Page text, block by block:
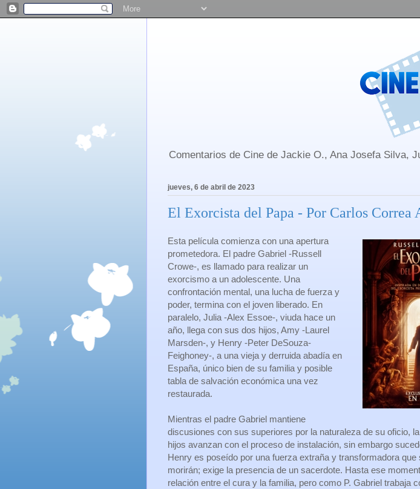
Comentarios de Cine de Jackie O., Ana Josefa Silva,
jueves, 6 de abril de 2023
El Exorcista del Papa - Por Carlos Correa
Esta película comienza con una apertura
prometedora. El padre Gabriel -Russell
Crowe-, es llamado para realizar un
exorcismo a un adolescente. Una
confrontación mental, una lucha de fuerza y
poder, termina con el joven liberado. En
paralelo, Julia -Alex Essoe-, viuda hace un
año, llega con sus dos hijos, Amy -Laurel
Marsden-, y Henry -Peter DeSouza-
Feighoney-, a una vieja y derruida abadía en
España, único bien de su familia y posible
tabla de salvación económica una vez
restaurada.
Mientras el padre Gabriel mantiene
discusiones con sus superiores por la naturaleza de su oficio,
hijos avanzan con el proceso de instalación, sin embargo
Henry es poseído por una fuerza extraña y transformadora que
morirán; exige la presencia de un sacerdote. Hasta ese
relación entre el cura y la familia, pero como P. Gabriel trabaja